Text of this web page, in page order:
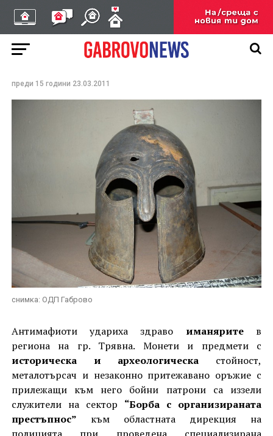
НОВИНИ
Антимафиоти удариха
иманяри в Трявна
преди 15 години 23.03.2011
снимка: ОДП Габрово
Антимафиоти удариха здраво иманяритев
региона на гр. Трявна. Монети и предмети с
историческа и археологическа стойност,
металотърсач и незаконно притежавано оръжие с
прилежащи към него бойни патрони са иззели
служители на сектор “Борба с организираната
престъпнос” към областната дирекция на